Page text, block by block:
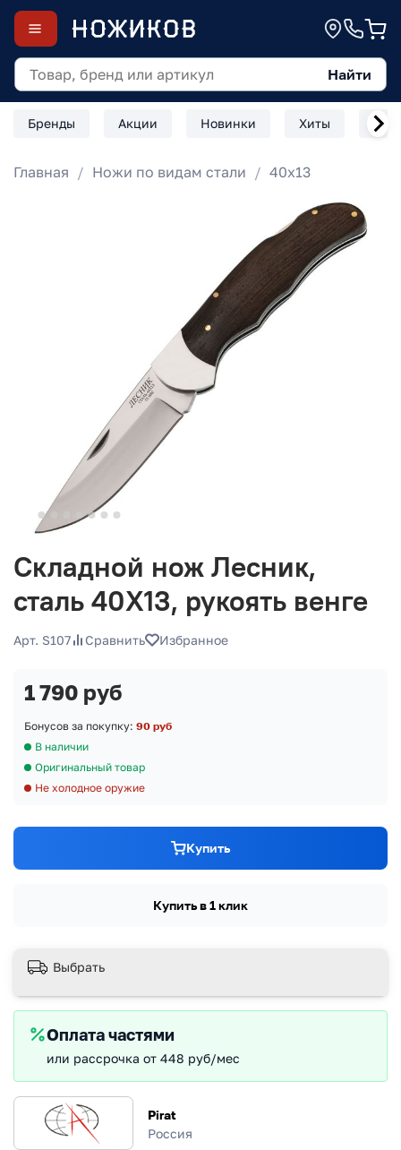
Найти
Бренды Акции Новинки Хиты
Главная Ножи по видам стали 40х13
Складной нож Лесник,
сталь 40Х13, рукоять венге
Арт. S107 Сравнить Избранное
Pirat
Россия
1 790 руб
Бонусов за покупку: 90 руб
В наличии
Оригинальный товар
Не холодное оружие
Купить
Купить в 1 клик
Выбрать
Оплата частями
или рассрочка от 448 руб/мес